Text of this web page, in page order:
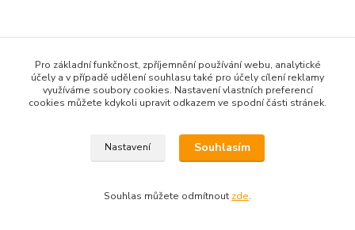
Pro základní funkčnost, zpříjemnění používání webu, analytické
účely a v případě udělení souhlasu také pro účely cílení reklamy
využíváme soubory cookies. Nastavení vlastních preferencí
cookies můžete kdykoli upravit odkazem ve spodní části stránek.
Nastavení Souhlasím
Souhlas můžete odmítnout zde.